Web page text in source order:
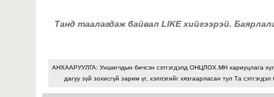
Танд таалагдаж байвал LIKE хийгээрэй.
АНХААРУУЛГА: Уншигчдын бичсэн сэтгэгдэлд ОНЦЛОХ.МН хариуцлага
дагуу зүй зохисгүй зарим үг, хэллэгийг хязгаарласан тул Та